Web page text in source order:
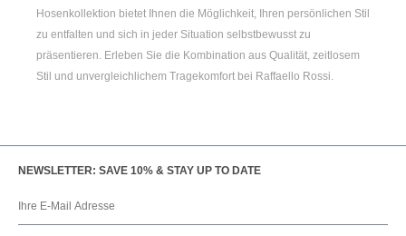
Hosenkollektion bietet Ihnen die Möglichkeit, Ihren persönlichen Stil
zu entfalten und sich in jeder Situation selbstbewusst zu
präsentieren. Erleben Sie die Kombination aus Qualität, zeitlosem
Stil und unvergleichlichem Tragekomfort bei Raffaello Rossi.
NEWSLETTER: SAVE 10% & STAY UP TO DATE